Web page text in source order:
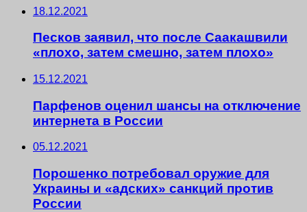
18.12.2021
Песков заявил, что после Саакашвили
«плохо, затем смешно, затем плохо»
15.12.2021
Парфенов оценил шансы на отключение
интернета в России
05.12.2021
Порошенко потребовал оружие для
Украины и «адских» санкций против
России